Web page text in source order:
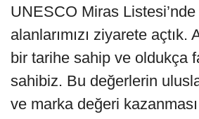
UNESCO Miras
alanlarımızı ziyarete açtık.
bir tarihe sahip ve oldukça
sahibiz. Bu değerlerin
ve marka değeri